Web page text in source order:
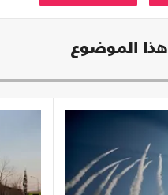
هذا الموضوع